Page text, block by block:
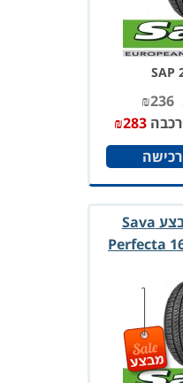
₪
₪283
צמיג סאווה במבצע Sava
Perfecta